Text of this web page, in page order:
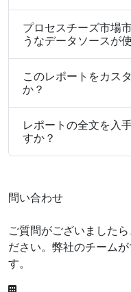
プロセスチーズ市場
うなデータソースが
このレポートをカス
か？
レポートの全文を入
すか？
問い合わせ
ご質問がございました
ださい。弊社のチーム
す。